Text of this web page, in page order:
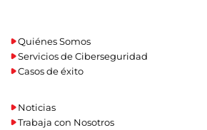
Quiénes Somos
Servicios de Ciberseguridad
Casos de éxito
Noticias
Trabaja con Nosotros